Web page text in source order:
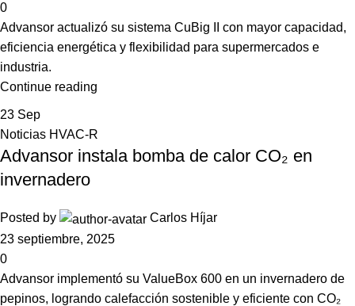
0
Advansor actualizó su sistema CuBig II con mayor capacidad,
eficiencia energética y flexibilidad para supermercados e
industria.
Continue reading
23 Sep
Noticias HVAC-R
Advansor instala bomba de calor CO₂ en
invernadero
Posted by
Carlos Híjar
23 septiembre, 2025
0
Advansor implementó su ValueBox 600 en un invernadero de
pepinos, logrando calefacción sostenible y eficiente con CO₂